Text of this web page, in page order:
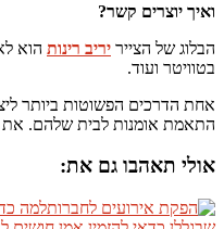
ואיך יוצרים קשר?
הבלוג של הצייר יריב רינות הוא
בטוויטר ועוד.
אחת הדרכים הפשוטות ביותר
התאמת אומנות לבית שלהם. את
אולי תאהבו גם את:
למה